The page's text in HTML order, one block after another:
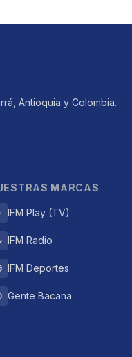
Antioquia y Colombia.
MARCAS
IFM Play (TV)
IFM Radio
IFM Deportes
Gente Bacana